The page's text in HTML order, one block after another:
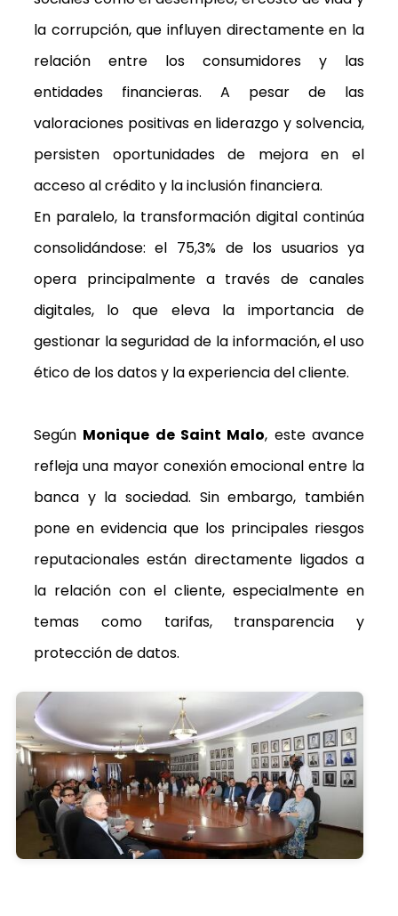
la corrupción, que influyen directamente en la
relación entre los consumidores y las
entidades financieras. A pesar de las
valoraciones positivas en liderazgo y solvencia,
persisten oportunidades de mejora en el
acceso al crédito y la inclusión financiera.
En paralelo, la transformación digital continúa
consolidándose: el 75,3% de los usuarios ya
opera principalmente a través de canales
digitales, lo que eleva la importancia de
gestionar la seguridad de la información, el uso
ético de los datos y la experiencia del cliente.
Según Monique de Saint Malo, este avance
refleja una mayor conexión emocional entre la
banca y la sociedad. Sin embargo, también
pone en evidencia que los principales riesgos
reputacionales están directamente ligados a
la relación con el cliente, especialmente en
temas como tarifas, transparencia y
protección de datos.